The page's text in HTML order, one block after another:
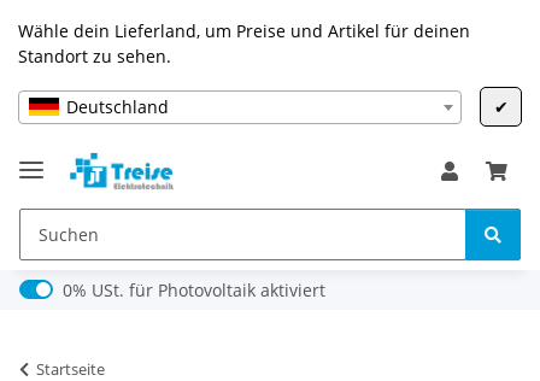
Wähle dein Lieferland, um Preise und Artikel für deinen
Standort zu sehen.
Deutschland ✔
0% USt. für Photovoltaik (§ 12 Abs. 3 UStG)
0% USt. für Photovoltaik aktiviert
Startseite